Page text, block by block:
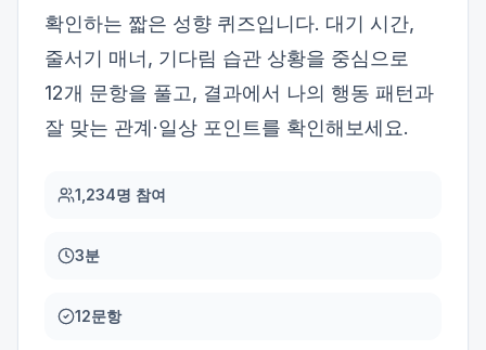
확인하는 짧은 성향 퀴즈입니다. 대기 시간,
줄서기 매너, 기다림 습관 상황을 중심으로
12개 문항을 풀고, 결과에서 나의 행동 패턴과
잘 맞는 관계·일상 포인트를 확인해보세요.
1,234명 참여
3분
12문항